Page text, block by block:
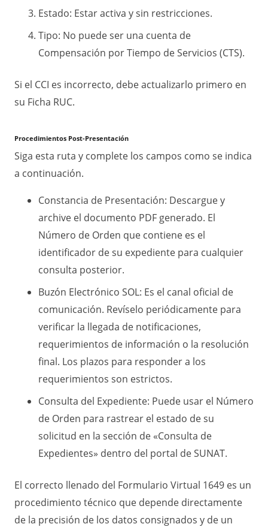
Estado: Estar activa y sin restricciones.
Tipo: No puede ser una cuenta de
Compensación por Tiempo de Servicios (CTS).
Si el CCI es incorrecto, debe actualizarlo primero en
su Ficha RUC.
Procedimientos Post-Presentación
Siga esta ruta y complete los campos como se indica
a continuación.
Constancia de Presentación: Descargue y
archive el documento PDF generado. El
Número de Orden que contiene es el
identificador de su expediente para cualquier
consulta posterior.
Buzón Electrónico SOL: Es el canal oficial de
comunicación. Revíselo periódicamente para
verificar la llegada de notificaciones,
requerimientos de información o la resolución
final. Los plazos para responder a los
requerimientos son estrictos.
Consulta del Expediente: Puede usar el Número
de Orden para rastrear el estado de su
solicitud en la sección de «Consulta de
Expedientes» dentro del portal de SUNAT.
El correcto llenado del Formulario Virtual 1649 es un
procedimiento técnico que depende directamente
de la precisión de los datos consignados y de un